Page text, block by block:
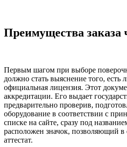
Преимущества заказа
Первым шагом при выборе
должно стать выяснение того, есть
официальная лицензия. Этот
аккредитации. Его выдает
предварительно проверив,
оборудование в соответствии с
списке на сайте, сразу под
расположен значок, позволяющий в
аттестат.